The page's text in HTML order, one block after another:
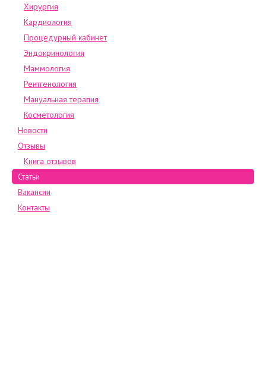
Хирургия
Кардиология
Процедурный кабинет
Эндокринология
Маммология
Рентгенология
Мануальная терапия
Косметология
Новости
Отзывы
Книга отзывов
Статьи
Вакансии
Контакты